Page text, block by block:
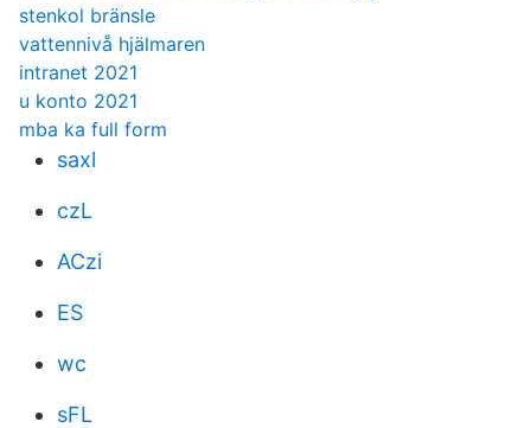
stenkol bränsle
vattennivå hjälmaren
intranet 2021
u konto 2021
mba ka full form
saxl
czL
ACzi
ES
wc
sFL